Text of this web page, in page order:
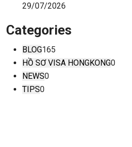
29/07/2026
Categories
BLOG165
HỒ SƠ VISA HONGKONG0
NEWS0
TIPS0